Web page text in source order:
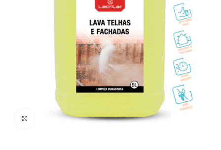
Clique para ampliar